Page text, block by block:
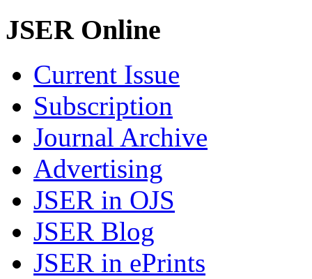
JSER Online
Current Issue
Subscription
Journal Archive
Advertising
JSER in OJS
JSER Blog
JSER in ePrints